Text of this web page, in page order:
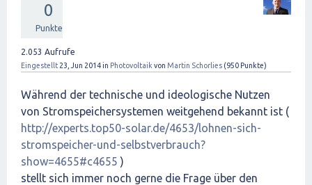
0
Punkte
2.053 Aufrufe
Eingestellt 23, Jun 2014in Photovoltaik von Martin Schorlies (950 Punkte)
Während der technische und ideologische Nutzen
von Stromspeichersystemen weitgehend bekannt ist (
http://experts.top50-solar.de/4653/lohnen-sich-
stromspeicher-und-selbstverbrauch?
show=4655#c4655 )
stellt sich immer noch gerne die Frage über den